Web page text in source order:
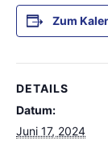
Zum
DETAILS
Datum:
Juni 17, 2024